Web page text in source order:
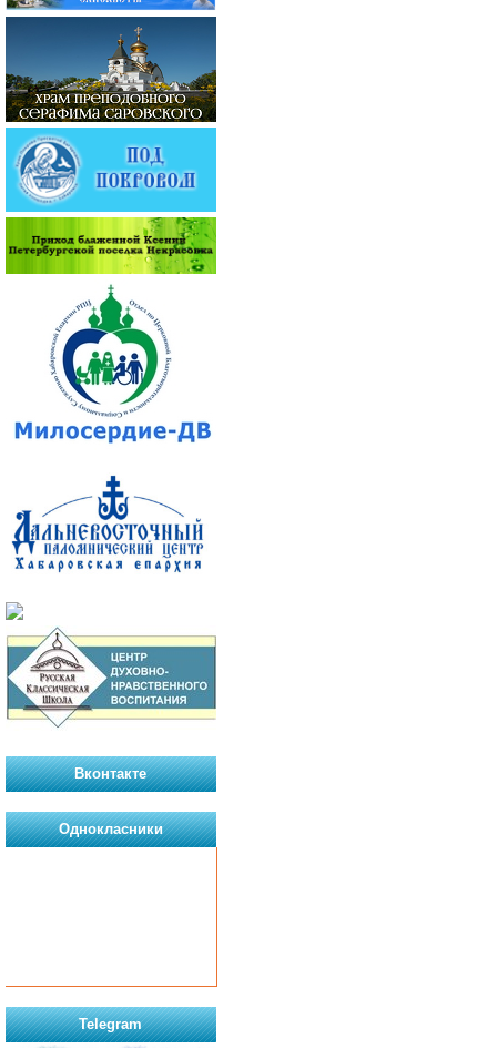
Вконтакте
Однокласники
Telegram